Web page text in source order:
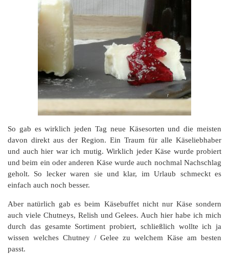
So gab es wirklich jeden Tag neue Käsesorten und die meisten
davon direkt aus der Region. Ein Traum für alle Käseliebhaber
und auch hier war ich mutig. Wirklich jeder Käse wurde probiert
und beim ein oder anderen Käse wurde auch nochmal Nachschlag
geholt. So lecker waren sie und klar, im Urlaub schmeckt es
einfach auch noch besser.
Aber natürlich gab es beim Käsebuffet nicht nur Käse sondern
auch viele Chutneys, Relish und Gelees. Auch hier habe ich mich
durch das gesamte Sortiment probiert, schließlich wollte ich ja
wissen welches Chutney / Gelee zu welchem Käse am besten
passt.